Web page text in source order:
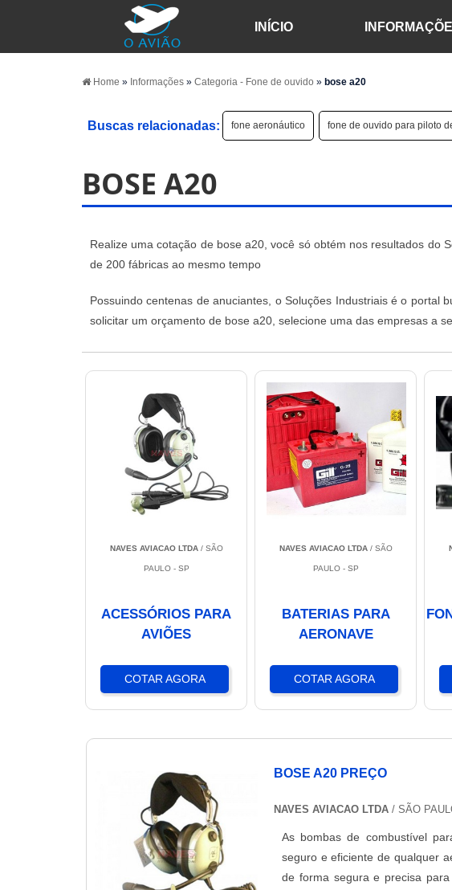
INÍCIO
Home » Informações » Categoria - Fone de ouvido » bose a20
Buscas relacionadas: fone aeronáutico fone de ouvido para piloto
BOSE A20
Realize uma cotação de bose a20, você só obtém nos resultados do
de 200 fábricas ao mesmo tempo
Possuindo centenas de anuciantes, o Soluções Industriais é o portal
solicitar um orçamento de bose a20, selecione uma das empresas a
NAVES AVIACAO LTDA/ SÃO
PAULO - SP
ACESSÓRIOS PARA
AVIÕES
COTAR AGORA
NAVES AVIACAO LTDA/ SÃO
PAULO - SP
BATERIAS PARA
AERONAVE
COTAR AGORA
BOSE A20 PREÇO
NAVES AVIACAO LTDA / SÃO
As bombas de combustível
seguro e eficiente de qualquer
de forma segura e precisa